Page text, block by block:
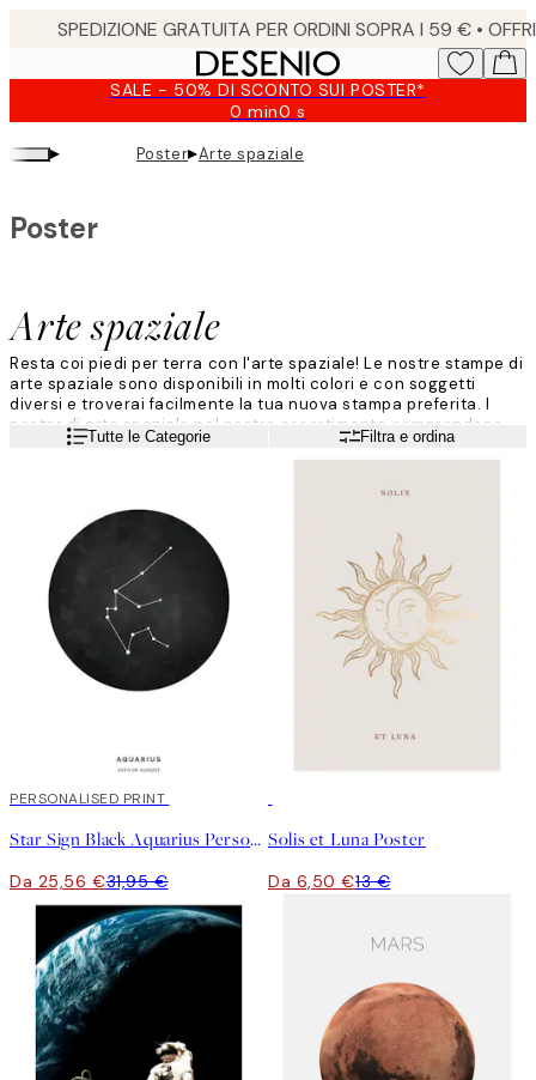
SALE - 50% DI SCONTO SUI POSTER*
0 min0 s
Valido
fino
a:
▸ Poster▸Arte spaziale
Arte spaziale
Poster
Resta coi piedi per terra con l'arte spaziale! Le nostre stampe di
arte spaziale sono disponibili in molti colori e con soggetti
diversi e troverai facilmente la tua nuova stampa preferita. I
poster di arte spaziale nel nostro assortimento comprendono
fotografie e illustrazioni astratte con soggetti grafici. Amiamo
decorare con l'arte spaziale e siamo sicuri che l’amerai anche
Leggi di piùTutte le Categorie Filtra e ordina
20%*
PERSONALISED PRINT
Star Sign Black Aquarius Personal Poster
Da 25,56 €31,95 €
Solis et Luna Poster
Da 6,50 €13 €